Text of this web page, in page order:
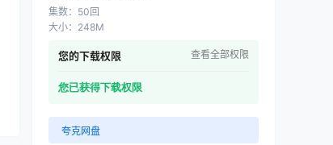
集数： 50回
大小： 248M
您的下载权限 查看全部权限
您已获得下载权限
夸克网盘